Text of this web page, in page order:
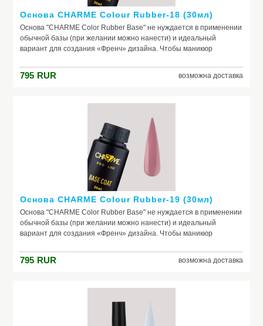
Основа CHARME Colour Rubber-18 (30мл)
Основа "CHARME Color Rubber Base" не нуждается в применении
обычной базы (при желании можно нанести) и идеальный
вариант для создания «Френч» дизайна. Чтобы маникюр
лака и ногтевой пластины. Базовое покрытие выравнивает
природный тон, маскирует неровности ногтя и его естественное
красящих веществ, поможет добиться по-настоящему добротного
красите ногти самостоятельно, основа – ваш самый главный
795 RUR возможна доставка
Основа CHARME Colour Rubber-19 (30мл)
Основа "CHARME Color Rubber Base" не нуждается в применении
обычной базы (при желании можно нанести) и идеальный
вариант для создания «Френч» дизайна. Чтобы маникюр
лака и ногтевой пластины. Базовое покрытие выравнивает
природный тон, маскирует неровности ногтя и его естественное
красящих веществ, поможет добиться по-настоящему добротного
красите ногти самостоятельно, основа – ваш самый главный
795 RUR возможна доставка